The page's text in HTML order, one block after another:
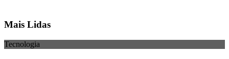
Mais Lidas
Tecnologia